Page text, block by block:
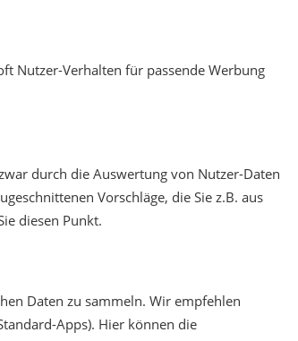
Nutzer-Verhalten für passende Werbung
durch die Auswertung von Nutzer-Daten
Vorschläge, die Sie z.B. aus
diesen Punkt.
Daten zu sammeln. Wir empfehlen
Apps). Hier können die